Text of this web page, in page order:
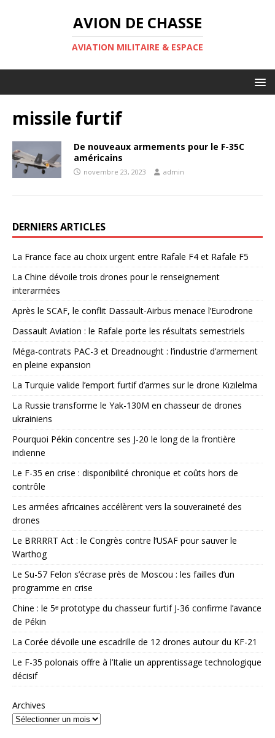
AVION DE CHASSE
AVIATION MILITAIRE & ESPACE
missile furtif
De nouveaux armements pour le F-35C
américains
novembre 23, 2023 admin
DERNIERS ARTICLES
La France face au choix urgent entre Rafale F4 et Rafale F5
La Chine dévoile trois drones pour le renseignement
interarmées
Après le SCAF, le conflit Dassault-Airbus menace l’Eurodrone
Dassault Aviation : le Rafale porte les résultats semestriels
Méga-contrats PAC-3 et Dreadnought : l’industrie d’armement
en pleine expansion
La Turquie valide l’emport furtif d’armes sur le drone Kızılelma
La Russie transforme le Yak-130M en chasseur de drones
ukrainiens
Pourquoi Pékin concentre ses J-20 le long de la frontière
indienne
Le F-35 en crise : disponibilité chronique et coûts hors de
contrôle
Les armées africaines accélèrent vers la souveraineté des
drones
Le BRRRRT Act : le Congrès contre l’USAF pour sauver le
Warthog
Le Su-57 Felon s’écrase près de Moscou : les failles d’un
programme en crise
Chine : le 5ᵉ prototype du chasseur furtif J-36 confirme l’avance
de Pékin
La Corée dévoile une escadrille de 12 drones autour du KF-21
Le F-35 polonais offre à l’Italie un apprentissage technologique
décisif
Archives